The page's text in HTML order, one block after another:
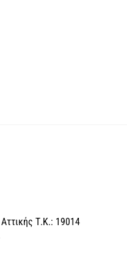
Τ.Κ.: 19014